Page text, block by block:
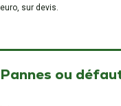
euro, sur devis.
Pannes ou